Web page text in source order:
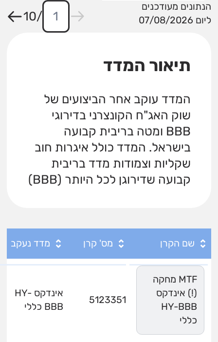
הנתונים מעודכנים
ליום 07/08/2026
/
10
תיאור המדד
המדד עוקב אחר הביצועים של
שוק האג"ח הקונצרני בדירוגי
BBB ומטה בריבית קבועה
בישראל. המדד כולל איגרות חוב
שקליות וצמודות מדד בריבית
קבועה שדירוגן לכל היותר (BBB)
שם הקרן מס' קרן מדד נעקב
MTF מחקה
(!) אינדקס
HY-BBB
כללי
5123351
אינדקס HY-
BBB כללי